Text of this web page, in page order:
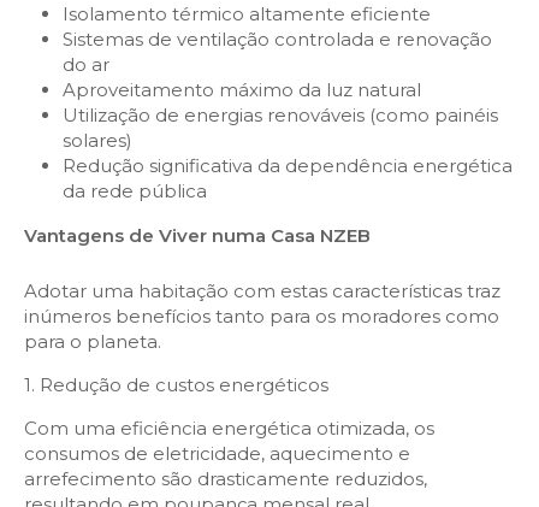
Isolamento térmico altamente eficiente
Sistemas de ventilação controlada e renovação
do ar
Aproveitamento máximo da luz natural
Utilização de energias renováveis (como painéis
solares)
Redução significativa da dependência energética
da rede pública
Vantagens de Viver numa Casa NZEB
Adotar uma habitação com estas características traz
inúmeros benefícios tanto para os moradores como
para o planeta.
1. Redução de custos energéticos
Com uma eficiência energética otimizada, os
consumos de eletricidade, aquecimento e
arrefecimento são drasticamente reduzidos,